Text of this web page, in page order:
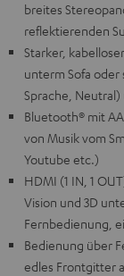
breites
reflektierenden
Starker,
unterm Sofa oder
Sprache,
Bluetooth® mit
von Musik vom
Youtube etc.)
HDMI (1 IN, 1
Vision und 3D
Fernbedienung,
Bedienung über
edles Frontgitter